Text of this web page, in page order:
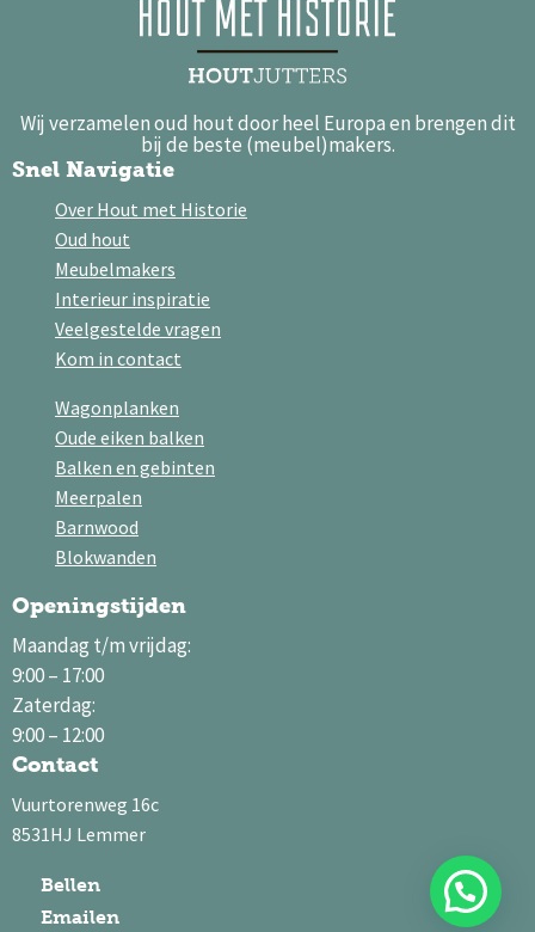
Wij verzamelen oud hout door heel Europa en brengen dit
bij de beste (meubel)makers.
Snel Navigatie
Over Hout met Historie
Oud hout
Meubelmakers
Interieur inspiratie
Veelgestelde vragen
Kom in contact
Wagonplanken
Oude eiken balken
Balken en gebinten
Meerpalen
Barnwood
Blokwanden
Openingstijden
Maandag t/m vrijdag:
9:00 – 17:00
Zaterdag:
9:00 – 12:00
Contact
Vuurtorenweg 16c
8531HJ Lemmer
Bellen
Emailen